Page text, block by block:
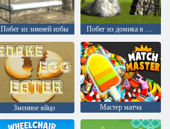
Побег из зимней избы Побег из домика в лесу: Эпизод 2
Змеиное яйцо Мастер матча